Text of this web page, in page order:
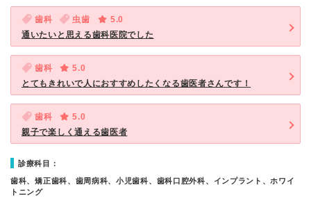
歯科 虫歯
5.0
通いたいと思える歯科医院でした
歯科
5.0
とてもきれいで人におすすめしたくなる歯医者さんです！
歯科
5.0
親子で楽しく通える歯医者
診療科目：
歯科、矯正歯科、歯周病科、小児歯科、歯科口腔外科、インプラント、ホワイ
トニング